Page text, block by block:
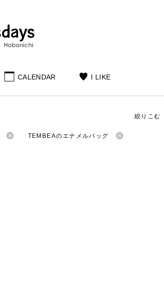
CALENDAR I LIKE
絞りこむ
TEMBEAのエナメルバッグ